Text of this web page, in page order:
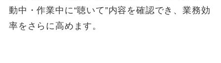
動中・作業中に“聴いて”内容を確認でき、業務効
率をさらに高めます。